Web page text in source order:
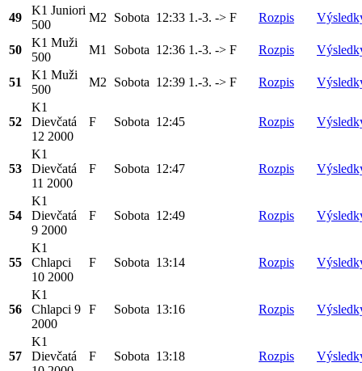
49
K1 Juniori
500
M2 Sobota 12:33 1.-3. -> F Rozpis
50
K1 Muži
500
M1 Sobota 12:36 1.-3. -> F Rozpis
51
K1 Muži
500
M2 Sobota 12:39 1.-3. -> F Rozpis
52
K1
Dievčatá
12 2000
F Sobota 12:45 Rozpis
53
K1
Dievčatá
11 2000
F Sobota 12:47 Rozpis
54
K1
Dievčatá
9 2000
F Sobota 12:49 Rozpis
55
K1
Chlapci
10 2000
F Sobota 13:14 Rozpis
56
K1
Chlapci 9
2000
F Sobota 13:16 Rozpis
57
K1
Dievčatá
F Sobota 13:18 Rozpis